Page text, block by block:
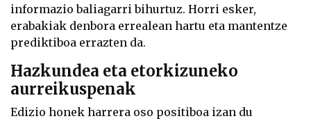
informazio baliagarri bihurtuz. Horri esker,
erabakiak denbora errealean hartu eta mantentze
prediktiboa errazten da.
Hazkundea eta etorkizuneko
aurreikuspenak
Edizio honek harrera oso positiboa izan du